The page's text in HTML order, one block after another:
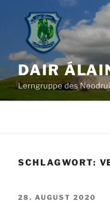
springen
DAIR
Lerngruppe des
SCHLAGWORT:
VERÖFFENTLICHT
28. AUGUST 2020